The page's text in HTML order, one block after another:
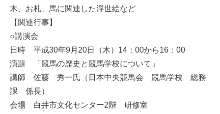
木、お札、馬に関連した浮世絵など
【関連行事】
○講演会
日時 平成30年9月20日（木）14：00から16：00
演題 「競馬の歴史と競馬学校について」
講師 佐藤 秀一氏（日本中央競馬会 競馬学校 総務
課 係長）
会場 白井市文化センター2階 研修室